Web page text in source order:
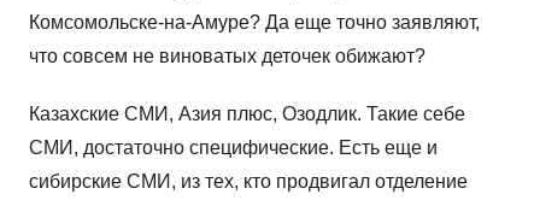
Комсомольске-на-Амуре? Да еще точно заявляют,
что совсем не виноватых деточек обижают?
Казахские СМИ, Азия плюс, Озодлик. Такие себе
СМИ, достаточно специфические. Есть еще и
сибирские СМИ, из тех, кто продвигал отделение